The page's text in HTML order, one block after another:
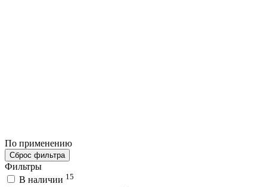
По применению
Сброс фильтра
Фильтры
В наличии 15